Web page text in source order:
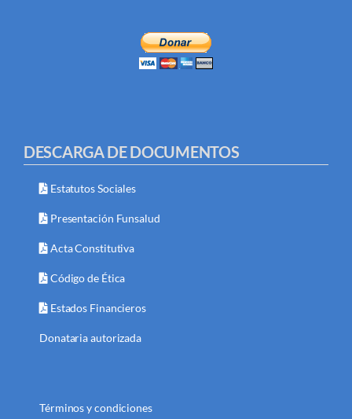
DESCARGA DE DOCUMENTOS
Estatutos Sociales
Presentación Funsalud
Acta Constitutiva
Código de Ética
Estados Financieros
Donataria autorizada
Términos y condiciones